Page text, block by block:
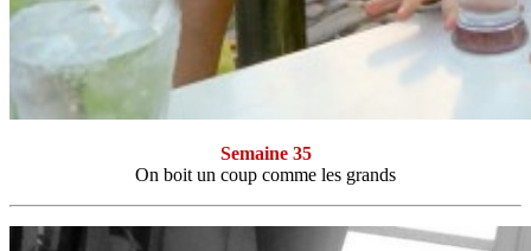
Semaine 35
On boit un coup comme les grands